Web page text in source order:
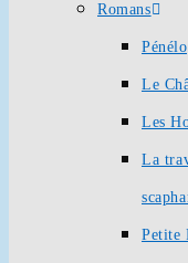
Romans
Le
Les
La
Petite